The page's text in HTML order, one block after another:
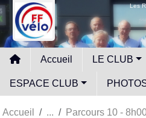
Les
Accueil LE CLUB
ESPACE CLUB
Accueil Parcours 10 -
Panneau de gestion des cookies